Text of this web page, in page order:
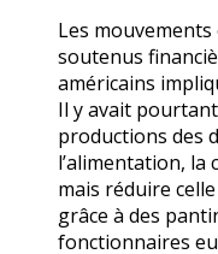
Les
soutenus
américains
Il y avait
productions des
l’alimentation,
mais réduire
grâce à des
fonctionnaires